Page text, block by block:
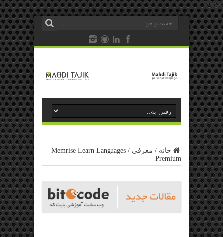
Google
خانه / معرفی /
Memrise Learn Languages
Premium